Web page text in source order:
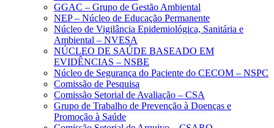
GGAC – Grupo de Gestão Ambiental
NEP – Núcleo de Educação Permanente
Núcleo de Vigilância Epidemiológica, Sanitária e
Ambiental – NVESA
NÚCLEO DE SAÚDE BASEADO EM
EVIDÊNCIAS – NSBE
Núcleo de Segurança do Paciente do CECOM – NSPC
Comissão de Pesquisa
Comissão Setorial de Avaliação – CSA
Grupo de Trabalho de Prevenção à Doenças e
Promoção à Saúde